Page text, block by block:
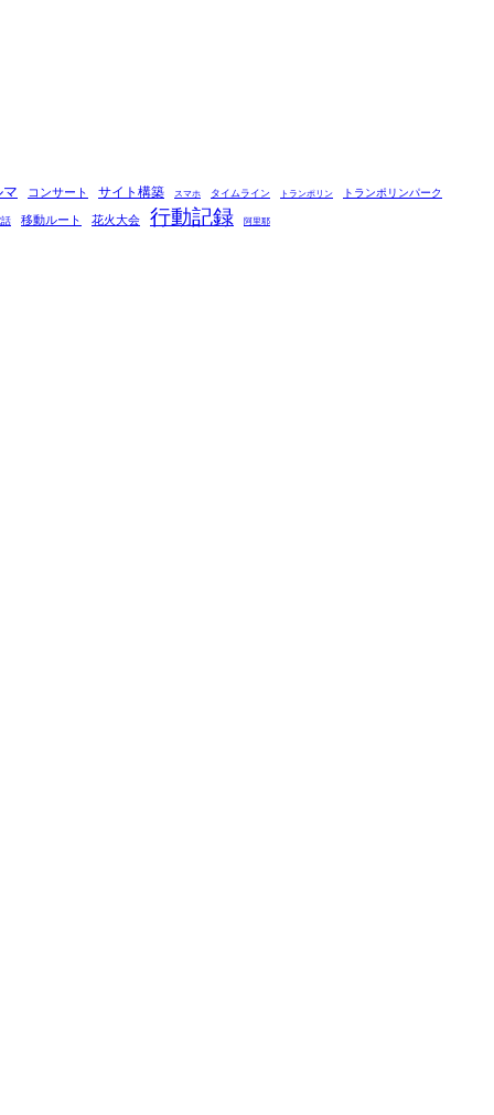
マ コンサート サイト構築 スマホ タイムライン トランポリン トランポリンパーク
移動ルート 花火大会 行動記録 阿里耶